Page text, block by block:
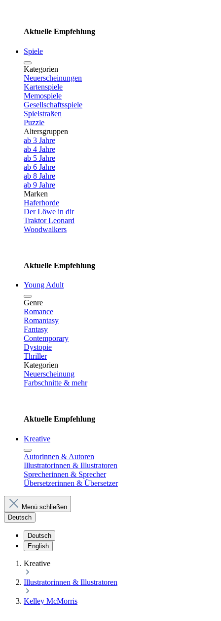
Aktuelle Empfehlung
Spiele
Kategorien
Neuerscheinungen
Kartenspiele
Memospiele
Gesellschaftsspiele
Spielstraßen
Puzzle
Altersgruppen
ab 3 Jahre
ab 4 Jahre
ab 5 Jahre
ab 6 Jahre
ab 8 Jahre
ab 9 Jahre
Marken
Haferhorde
Der Löwe in dir
Traktor Leonard
Woodwalkers
Aktuelle Empfehlung
Young Adult
Genre
Romance
Romantasy
Fantasy
Contemporary
Dystopie
Thriller
Kategorien
Neuerscheinung
Farbschnitte & mehr
Aktuelle Empfehlung
Kreative
Autorinnen & Autoren
Illustratorinnen & Illustratoren
Sprecherinnen & Sprecher
Übersetzerinnen & Übersetzer
Menü schließen
Deutsch
Deutsch
English
Kreative
Illustratorinnen & Illustratoren
Kelley McMorris